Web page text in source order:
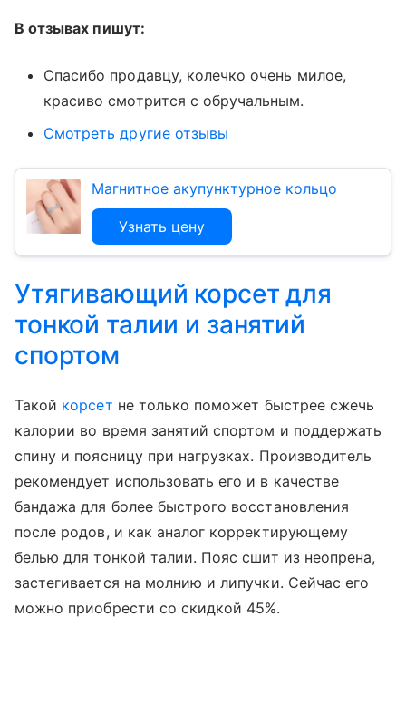
В отзывах пишут:
Спасибо продавцу, колечко очень милое,
красиво смотрится с обручальным.
Смотреть другие отзывы
Магнитное акупунктурное кольцо
Узнать цену
Утягивающий корсет для
тонкой талии и занятий
спортом
Такой корсет не только поможет быстрее сжечь
калории во время занятий спортом и поддержать
спину и поясницу при нагрузках. Производитель
рекомендует использовать его и в качестве
бандажа для более быстрого восстановления
после родов, и как аналог корректирующему
белью для тонкой талии. Пояс сшит из неопрена,
застегивается на молнию и липучки. Сейчас его
можно приобрести со скидкой 45%.